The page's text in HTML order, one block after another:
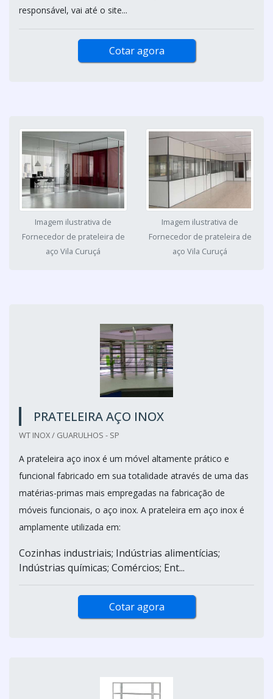
responsável, vai até o site...
Cotar agora
Imagem ilustrativa de
Fornecedor de prateleira de
aço Vila Curuçá
Imagem ilustrativa de
Fornecedor de prateleira de
aço Vila Curuçá
PRATELEIRA AÇO INOX
WT INOX / GUARULHOS - SP
A prateleira aço inox é um móvel altamente prático e
funcional fabricado em sua totalidade através de uma das
matérias-primas mais empregadas na fabricação de
móveis funcionais, o aço inox. A prateleira em aço inox é
amplamente utilizada em:
Cozinhas industriais; Indústrias alimentícias;
Indústrias químicas; Comércios; Ent...
Cotar agora